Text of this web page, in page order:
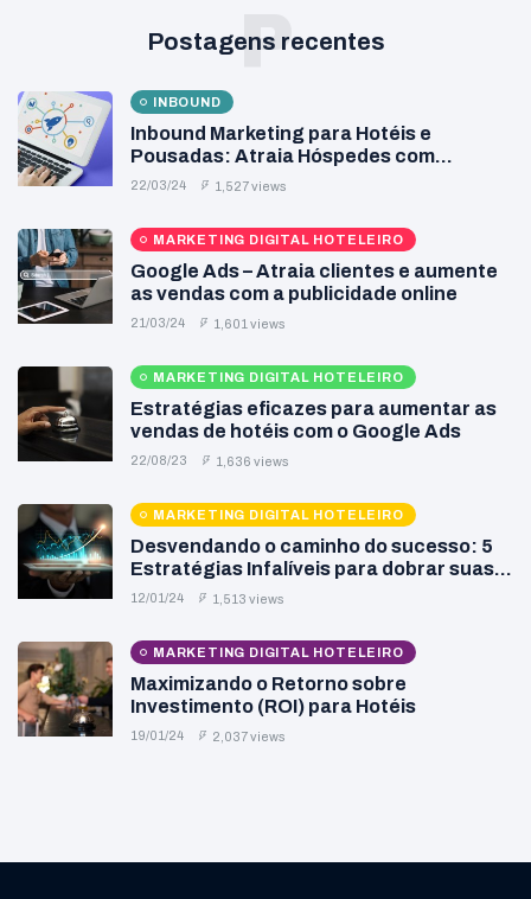
Postagens recentes
P
INBOUND
Inbound Marketing para Hotéis e
Pousadas: Atraia Hóspedes com
Estratégias Inteligentes
22/03/24 1,527 views
MARKETING DIGITAL HOTELEIRO
Google Ads – Atraia clientes e aumente
as vendas com a publicidade online
21/03/24 1,601 views
MARKETING DIGITAL HOTELEIRO
Estratégias eficazes para aumentar as
vendas de hotéis com o Google Ads
22/08/23 1,636 views
MARKETING DIGITAL HOTELEIRO
Desvendando o caminho do sucesso: 5
Estratégias Infalíveis para dobrar suas
vendas
12/01/24 1,513 views
MARKETING DIGITAL HOTELEIRO
Maximizando o Retorno sobre
Investimento (ROI) para Hotéis
19/01/24 2,037 views